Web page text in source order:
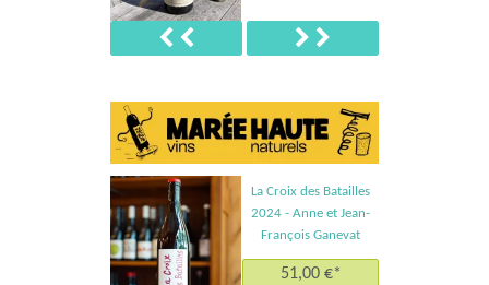
Précédent Suivant
La Croix des Batailles
2024 - Anne et Jean-
François Ganevat
51,00 €*